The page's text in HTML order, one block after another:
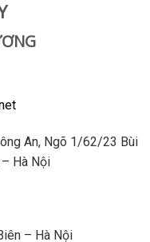
An, Ngõ 1/62/23 Bùi
Hà Nội
– Hà Nội